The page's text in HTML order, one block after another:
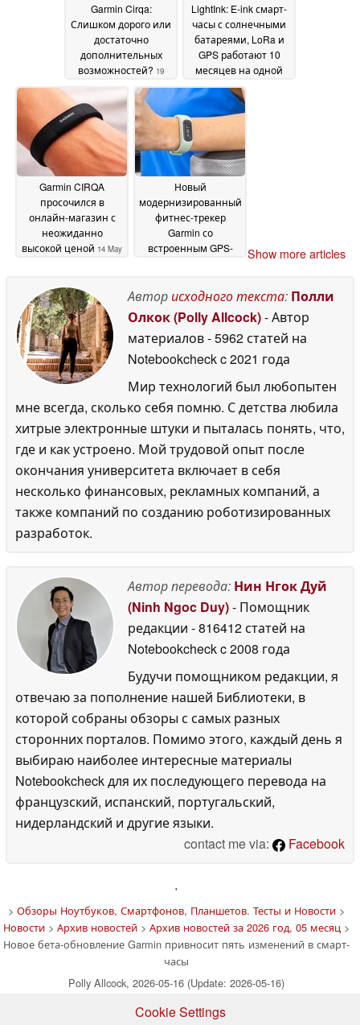
Garmin Cirqa:
Слишком дорого или
достаточно
дополнительных
возможностей? 19
May 2026
LightInk: E-ink смарт-
часы с солнечными
батареями, LoRa и
GPS работают 10
месяцев на одной
зарядке17 May 2026
Garmin CIRQA
просочился в
онлайн-магазин с
неожиданно
высокой ценой 14 May
Новый
модернизированный
фитнес-трекер
Garmin со
встроенным GPS-
Show more articles
Авторисходного текста: Полли
Олкок (Polly Allcock)- Автор
материалов- 5962 статей на
Notebookcheckc 2021 года
Мир технологий был любопытен
мне всегда, сколько себя помню. С детства любила
хитрые электронные штуки и пыталась понять, что,
где и как устроено. Мой трудовой опыт после
окончания университета включает в себя
несколько финансовых, рекламных компаний, а
также компаний по созданию роботизированных
разработок.
Автор перевода: Нин Нгок Дуй
(Ninh Ngoc Duy)- Помощник
редакции - 816412 статей на
Notebookcheckc 2008 года
Будучи помощником редакции, я
отвечаю за пополнение нашей Библиотеки, в
которой собраны обзоры с самых разных
сторонних порталов. Помимо этого, каждый день я
выбираю наиболее интересные материалы
Notebookcheck для их последующего перевода на
французский, испанский, португальский,
нидерландский и другие языки.
contact me via:
Facebook
'
> Обзоры Ноутбуков, Смартфонов, Планшетов. Тесты и Новости>
Новости> Архив новостей> Архив новостей за 2026 год, 05 месяц>
Новое бета-обновление Garmin привносит пять изменений в смарт-
часы
Polly Allcock, 2026-05-16 (Update: 2026-05-16)
Cookie Settings